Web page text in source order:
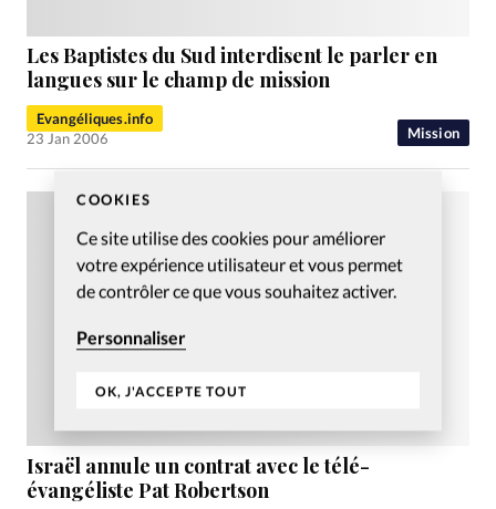
COOKIES
Ce site utilise des cookies pour améliorer
votre expérience utilisateur et vous permet
de contrôler ce que vous souhaitez activer.
Personnaliser
OK, J'ACCEPTE TOUT
Mission
Les Baptistes du Sud interdisent le parler en
langues sur le champ de mission
Evangéliques.info
23 Jan 2006
Israël annule un contrat avec le télé-
évangéliste Pat Robertson